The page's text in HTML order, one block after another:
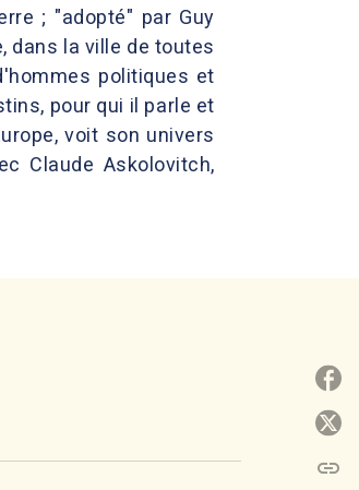
; "adopté" par Guy
dans la ville de toutes
politiques et
pour qui il parle et
voit son univers
Claude Askolovitch,
link